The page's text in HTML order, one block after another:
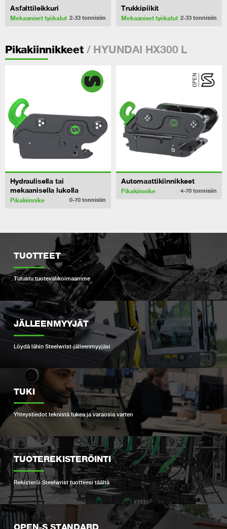
Asfalttileikkuri
Mekaaniset työkalut 2-33 tonnisiin
Trukkipiikit
Mekaaniset työkalut 2-33 tonnisiin
Pikakiinnikkeet/ HYUNDAI HX300 L
Hydraulisella tai
mekaanisella lukolla
Pikakiinnike 0-70 tonnisiin
Automaattikiinnikkeet
Pikakiinnike 4-70 tonnisiin
TUOTTEET
Tutustu tuotevalikoimaamme
JÄLLEENMYYJÄT
Löydä lähin Steelwrist-jälleenmyyjäsi
TUKI
Yhteystiedot teknistä tukea ja varaosia varten
TUOTEREKISTERÖINTI
Rekisteröi Steelwrist tuotteesi täältä